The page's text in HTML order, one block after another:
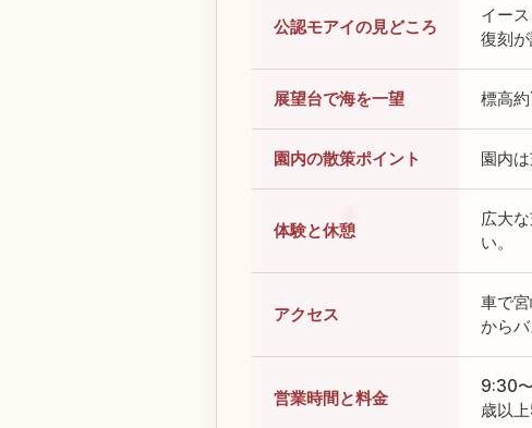
公認モアイの見どころ
イー
復刻
展望台で海を一望 標高
園内の散策ポイント 園内
体験と休憩
広大
い。
アクセス
車で
から
営業時間と料金
9:30
歳以